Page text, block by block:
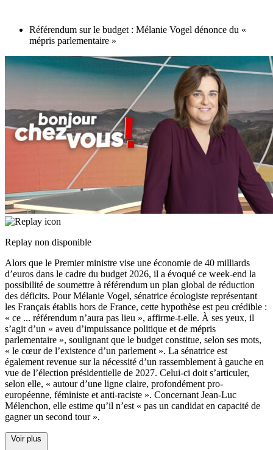
Référendum sur le budget : Mélanie Vogel dénonce du «
mépris parlementaire »
Replay non disponible
Alors que le Premier ministre vise une économie de 40 milliards
d’euros dans le cadre du budget 2026, il a évoqué ce week-end la
possibilité de soumettre à référendum un plan global de réduction
des déficits. Pour Mélanie Vogel, sénatrice écologiste représentant
les Français établis hors de France, cette hypothèse est peu crédible :
« ce ... référendum n’aura pas lieu », affirme-t-elle. À ses yeux, il
s’agit d’un « aveu d’impuissance politique et de mépris
parlementaire », soulignant que le budget constitue, selon ses mots,
« le cœur de l’existence d’un parlement ». La sénatrice est
également revenue sur la nécessité d’un rassemblement à gauche en
vue de l’élection présidentielle de 2027. Celui-ci doit s’articuler,
selon elle, « autour d’une ligne claire, profondément pro-
européenne, féministe et anti-raciste ». Concernant Jean-Luc
Mélenchon, elle estime qu’il n’est « pas un candidat en capacité de
gagner un second tour ».
Voir plus